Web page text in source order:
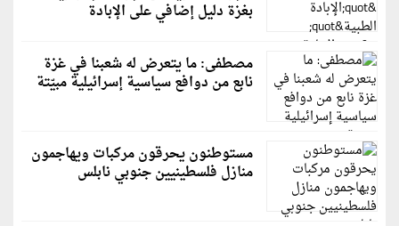
بغزة دليل إضافي على الإبادة
مصطفى: ما يتعرض له شعبنا في غزة
نابع من دوافع سياسية إسرائيلية مبيّتة
مستوطنون يحرقون مركبات ويهاجمون
منازل فلسطينيين جنوبي نابلس